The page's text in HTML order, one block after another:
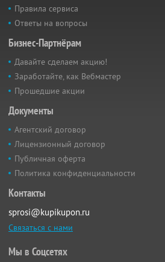
Правила сервиса
Ответы на вопросы
Бизнес-Партнёрам
Давайте сделаем акцию!
Заработайте, как Вебмастер
Прошедшие акции
Документы
Агентский договор
Лицензионный договор
Публичная оферта
Политика конфиденциальности
Контакты
sprosi@kupikupon.ru
Связаться с нами
Мы в Соцсетях